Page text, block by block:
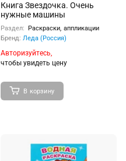
Книга Звездочка. Очень
нужные машины
Раздел:
Раскраски, аппликации
Бренд: Леда (Россия)
Авторизуйтесь,
чтобы увидеть цену
В корзину